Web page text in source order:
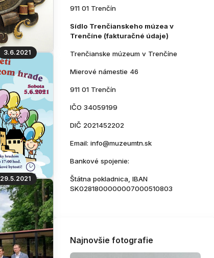
3.6.2021
29.5.2021
911 01 Trenčín
Sídlo Trenčianskeho múzea v
Trenčíne (fakturačné údaje)
Trenčianske múzeum v Trenčíne
Mierové námestie 46
911 01 Trenčín
IČO 34059199
DIČ 2021452202
Email: info@muzeumtn.sk
Bankové spojenie:
Štátna pokladnica, IBAN
SK0281800000007000510803
Najnovšie fotografie